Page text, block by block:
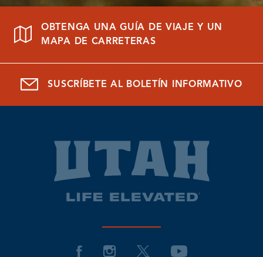
OBTENGA UNA GUÍA DE VIAJE Y UN
MAPA DE CARRETERAS
SUSCRÍBETE AL BOLETÍN INFORMATIVO